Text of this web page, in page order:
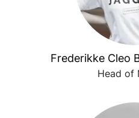
Frederikke Cleo
Head of